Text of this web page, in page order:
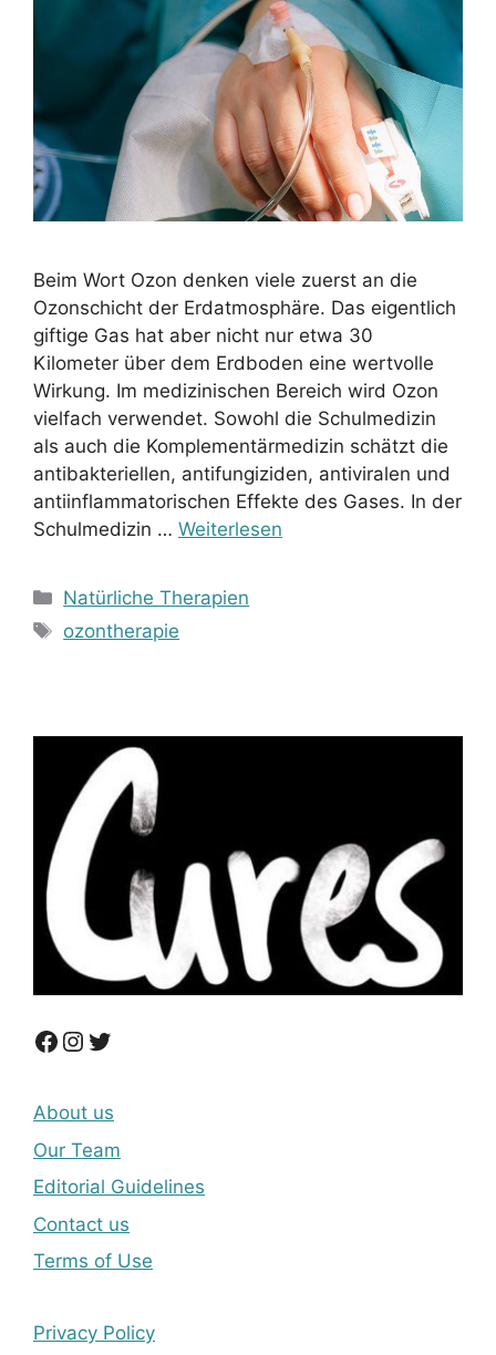
Beim Wort Ozon denken viele zuerst an die
Ozonschicht der Erdatmosphäre. Das eigentlich
giftige Gas hat aber nicht nur etwa 30
Kilometer über dem Erdboden eine wertvolle
Wirkung. Im medizinischen Bereich wird Ozon
vielfach verwendet. Sowohl die Schulmedizin
als auch die Komplementärmedizin schätzt die
antibakteriellen, antifungiziden, antiviralen und
antiinflammatorischen Effekte des Gases. In der
Schulmedizin … Weiterlesen
Kategorien
Natürliche Therapien
Schlagwörter
ozontherapie
Facebook
Instagram
Twitter
About us
Our Team
Editorial Guidelines
Contact us
Terms of Use
Privacy Policy